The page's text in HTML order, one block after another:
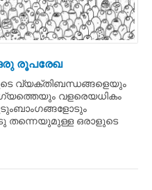
രൂപരേഖ
വ്യക്തിബന്ധങ്ങളെയും
വളരെയധികം
ഒരാളുടെ